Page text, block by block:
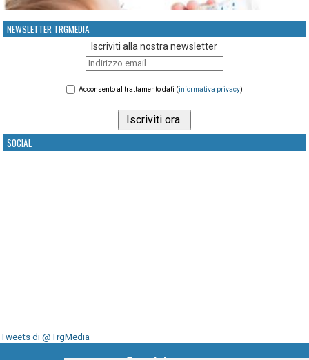
NEWSLETTER TRGMEDIA
Iscriviti alla nostra newsletter
Acconsento al trattamento dati (informativa privacy)
SOCIAL
Tweets di @TrgMedia